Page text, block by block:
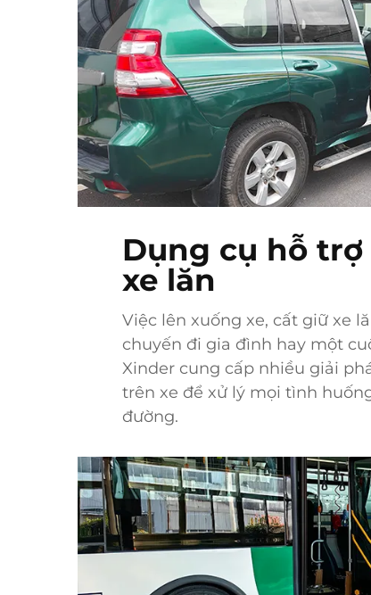
Dụng cụ hỗ
xe lăn
Việc lên xuống xe, cất giữ xe
chuyến đi gia đình hay một
Xinder cung cấp nhiều giải
trên xe để xử lý mọi tình
đường.